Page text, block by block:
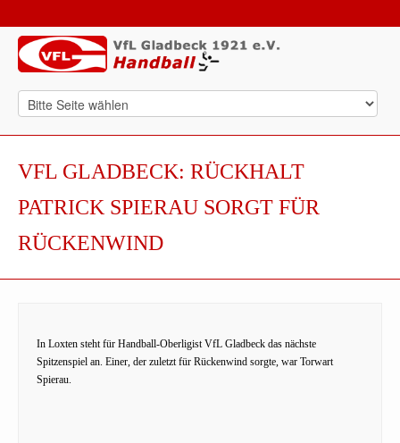
VFL GLADBECK: RÜCKHALT
PATRICK SPIERAU SORGT FÜR
RÜCKENWIND
In Loxten steht für Handball-Oberligist VfL Gladbeck das nächste
Spitzenspiel an. Einer, der zuletzt für Rückenwind sorgte, war Torwart
Spierau.